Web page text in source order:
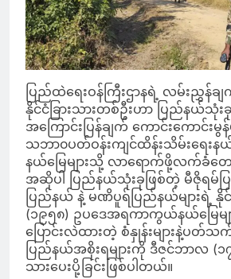
ပြည်ထဲရေးဝန်ကြီးဌာနရဲ့ လမ်းညွှန်ခ
နိုင်ငံခြားသားတစ်ဦးဟာ ပြည်နယ်
အကြောင်းပြန်ချက် ကောင်းကောင်းမွ
သဘာ၀ပတ်ဝန်းကျင်ထိန်းသိမ်းရေးန
နယ်မြေများသို့ လာရောက်ဖို့လက်ခံတ
အဆိုပါ ပြည်နယ်သုံးခုဖြစ်တဲ့ မီဇိုရမ်ပ
ပြည်နယ် နဲ့ မဏိပူရ်ပြည်နယ်များရဲ့ နိုင်ငံ
(၁၉၅၈) ဥပဒေအရကာကွယ်နယ်မြေမ
ပြောင်းလဲထားတဲ့ စံနှုန်းများနဲ့ပတ်
ပြည်နယ်အစိုးရများကို ဒီဇင်ဘာလ (၁
သားပေးပို့ခြင်းဖြစ်ပါတယ်။